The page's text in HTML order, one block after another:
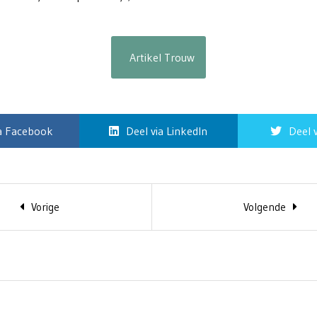
Artikel Trouw
Facebook Deel via LinkedIn Deel
Vorige Volgende